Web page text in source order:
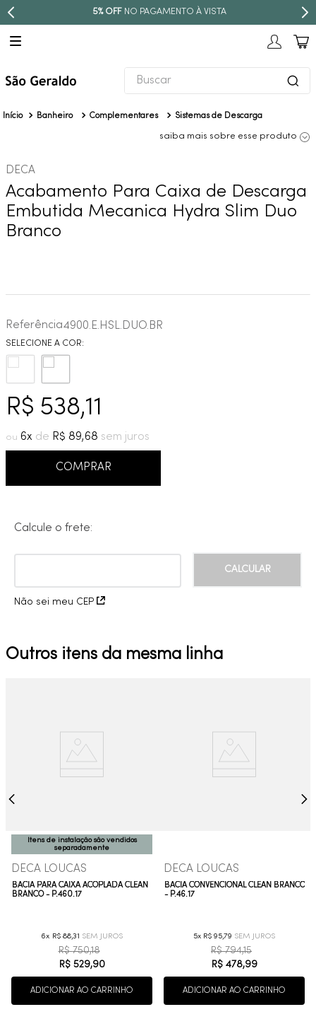
NO PAGAMENTO À VISTA
Buscar
Banheiro Complementares Sistemas de Descarga
saiba mais sobre esse produto
DECA
Acabamento Para Caixa de Descarga
Embutida Mecanica Hydra Slim Duo
Branco
Referência4900.E.HSL.DUO.BR
R$ 538,11
6 R$ 89,68
COMPRAR
Calcule o frete:
Não sei meu CEP
Outros itens da mesma linha
Itens de instalação são vendidos
separadamente
DECA LOUCAS
BACIA PARA CAIXA ACOPLADA CLEAN
BRANCO - P.460.17
6 R$ 88,31
R$ 750,18
R$ 529,90
ADICIONAR AO CARRINHO
DECA LOUCAS
BACIA CONVENCIONAL CLEAN BRANCO
- P.46.17
5 R$ 95,79
R$ 794,15
R$ 478,99
ADICIONAR AO CARRINHO
TERMOS MAIS BUSCADOS
4º
torneira
5º
atlas
9º
red gold
10º cobre escovado